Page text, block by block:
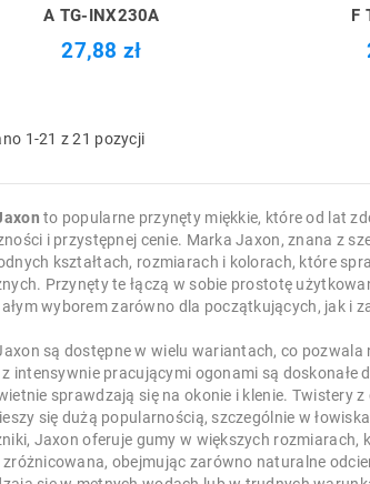
A TG-INX230A
27,88 zł
F
1-21 z 21 pozycji
to popularne przynęty miękkie, które od lat
i przystępnej cenie. Marka Jaxon, znana z
kształtach, rozmiarach i kolorach, które
Przynęty te łączą w sobie prostotę
wyborem zarówno dla początkujących, jak i
są dostępne w wielu wariantach, co
intensywnie pracującymi ogonami są doskonałe
sprawdzają się na okonie i klenie. Twistery
się dużą popularnością, szczególnie w
Jaxon oferuje gumy w większych
obejmując zarówno naturalne